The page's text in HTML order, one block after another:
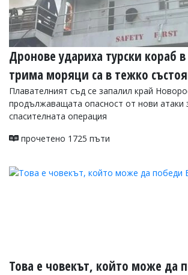
Дронове удариха турски кораб
трима моряци са в тежко
Плавателният съд се запалил край
продължаващата опасност от нови атаки
спасителната операция
прочетено 1725 пъти
Това е човекът, който може да